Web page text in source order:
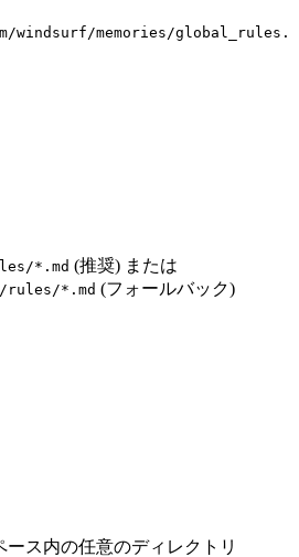
windsurf/memories/
*.md (推奨) または
rules/*.md (フォールバック)
ース内の任意のディレクトリ